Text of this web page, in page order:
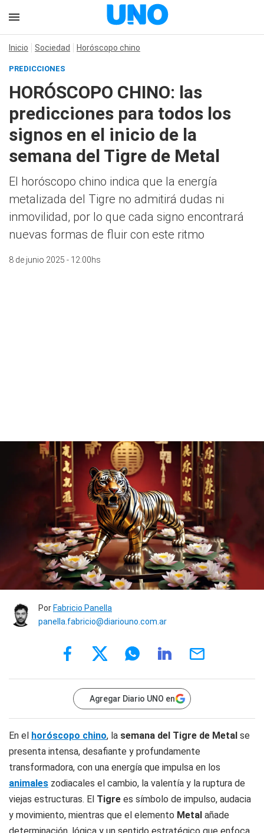
Inicio Sociedad Horóscopo chino
PREDICCIONES
HORÓSCOPO CHINO: las
predicciones para todos los
signos en el inicio de la
semana del Tigre de Metal
El horóscopo chino indica que la energía
metalizada del Tigre no admitirá dudas ni
inmovilidad, por lo que cada signo encontrará
nuevas formas de fluir con este ritmo
8 de junio 2025 - 12:00hs
Por Fabricio Panella
panella.fabricio@diariouno.com.ar
Agregar Diario UNO en
En el horóscopo chino, la semana del Tigre de Metal se
presenta intensa, desafiante y profundamente
transformadora, con una energía que impulsa en los
animales zodiacales el cambio, la valentía y la ruptura de
viejas estructuras. El Tigre es símbolo de impulso, audacia
y movimiento, mientras que el elemento Metal añade